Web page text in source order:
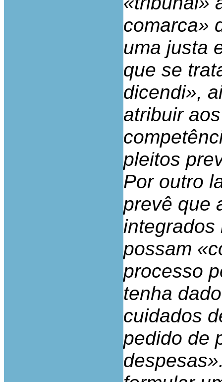
comarca»
uma justa
que se
dicendi»,
atribuir
pleitos
Por outro
prevê que
integrados
possam
processo
tenha
cuidados
pedido de